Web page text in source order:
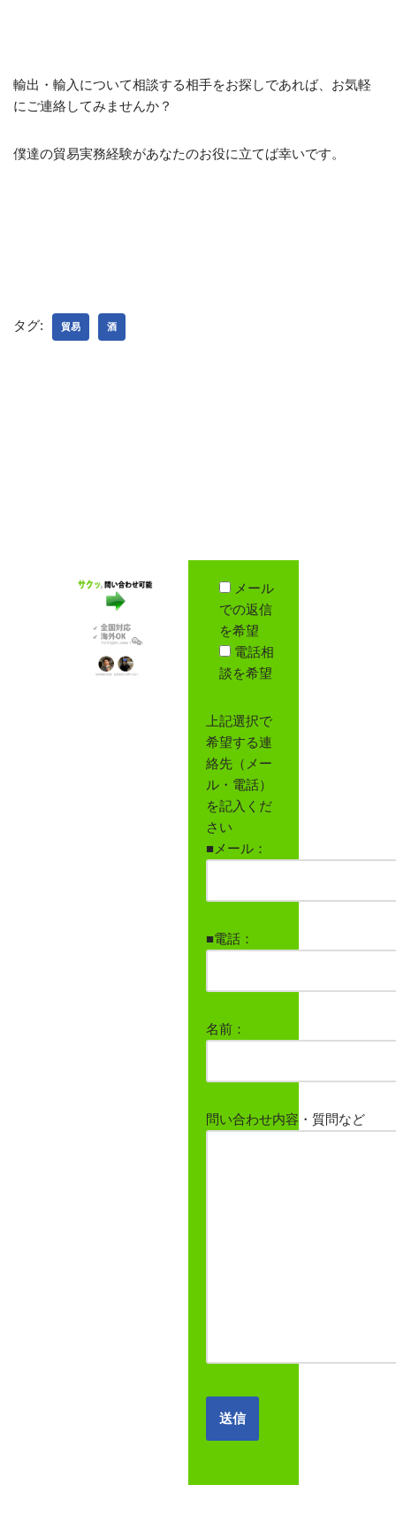
輸出・輸入について相談する相手をお探しであれば、お気軽
にご連絡してみませんか？
僕達の貿易実務経験があなたのお役に立てば幸いです。
タグ: 貿易 酒
メール
での返信
を希望
電話相
談を希望
上記選択で
希望する連
絡先（メー
ル・電話）
を記入くだ
さい
■メール：
■電話：
名前：
問い合わせ内容・質問など